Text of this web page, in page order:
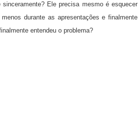
Ele precisa mesmo é esquecer
durante as apresentações e finalmente
entendeu o problema?